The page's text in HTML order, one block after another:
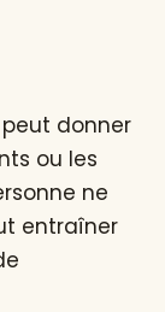
donner
ou les
ne
entraîner